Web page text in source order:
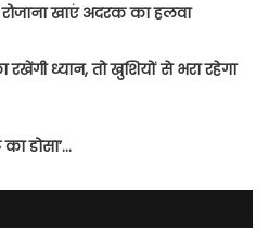
रोजाना खाएं अदरक का हलवा
ध्यान, तो खुशियों से भरा रहेगा
डोसा’…